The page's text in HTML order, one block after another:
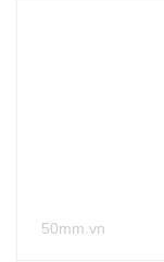
50mm.vn